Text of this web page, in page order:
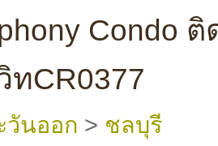
Condo
ทCR0377
วันออก > ชลบุรี